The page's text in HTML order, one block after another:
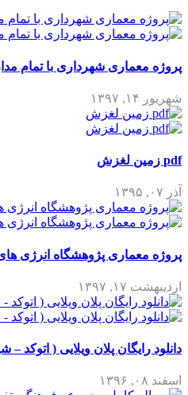
پروژه معماری شهرداری با تمام
شهریور ۱۴, ۱۳۹۷
pdf زمین لغزش
آذر ۰۷, ۱۳۹۵
پروژه معماری پژوهشگاه انرژی
اردیبهشت ۱۷, ۱۳۹۷
دانلود رایگان پلان ویلایی ( اتوکد
اسفند ۰۸, ۱۳۹۶